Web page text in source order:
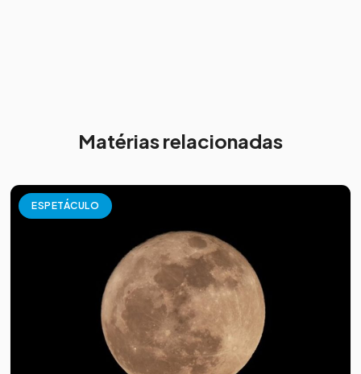
Matérias relacionadas
ESPETÁCULO